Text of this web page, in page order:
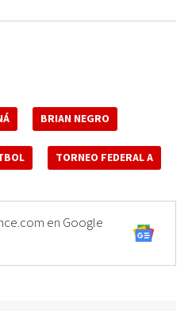
BRIAN NEGRO
TORNEO FEDERAL A
en Google